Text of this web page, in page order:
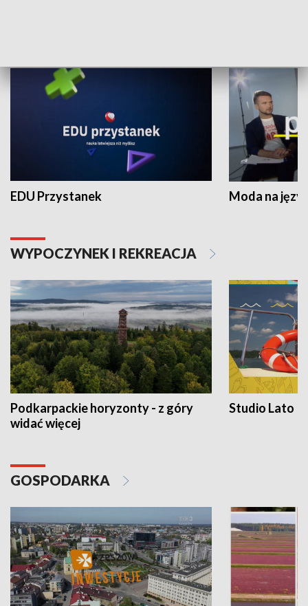
EDU Przystanek Moda na
WYPOCZYNEK I REKREACJA
Podkarpackie horyzonty - z góry
widać więcej
Studio Lato
GOSPODARKA